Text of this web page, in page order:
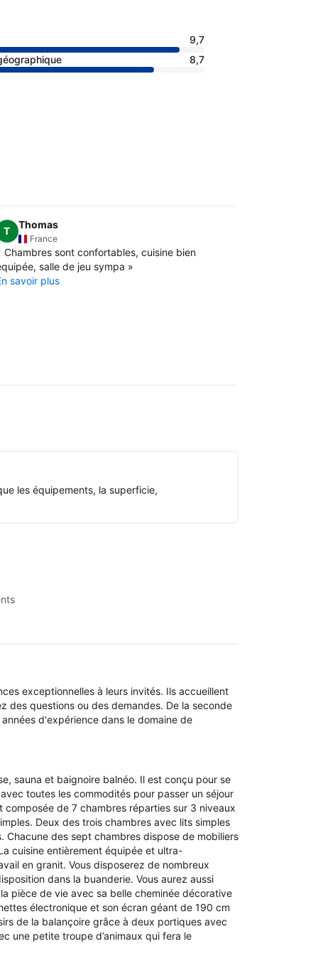
9,7
8,7
T
Thomas
France
Chambres sont confortables, cuisine bien
salle de jeu sympa »
savoir plus
les équipements, la superficie,
exceptionnelles à leurs invités. Ils accueillent
des questions ou des demandes. De la seconde
d'expérience dans le domaine de
sauna et baignoire balnéo. Il est conçu pour se
toutes les commodités pour passer un séjour
de 7 chambres réparties sur 3 niveaux
Deux des trois chambres avec lits simples
des sept chambres dispose de mobiliers
cuisine entièrement équipée et ultra-
en granit. Vous disposerez de nombreux
dans la buanderie. Vous aurez aussi
pièce de vie avec sa belle cheminée décorative
électronique et son écran géant de 190 cm
de la balançoire grâce à deux portiques avec
une petite troupe d’animaux qui fera le